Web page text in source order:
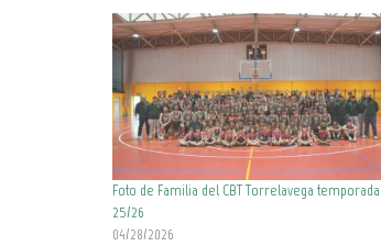
Foto de Familia del CBT Torrelavega temporada
25/26
04/28/2026